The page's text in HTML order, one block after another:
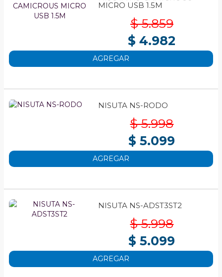
MICRO USB 1.5M
$ 5.859
$ 4.982
AGREGAR
NISUTA NS-RODO
$ 5.998
$ 5.099
AGREGAR
NISUTA NS-ADST3ST2
$ 5.998
$ 5.099
AGREGAR